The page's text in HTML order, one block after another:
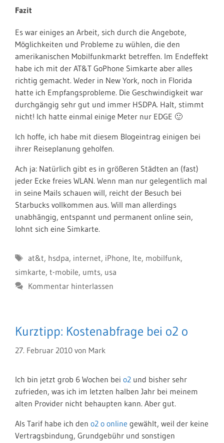
Fazit
Es war einiges an Arbeit, sich durch die Angebote,
Möglichkeiten und Probleme zu wühlen, die den
amerikanischen Mobilfunkmarkt betreffen. Im Endeffekt
habe ich mit der AT&T GoPhone Simkarte aber alles
richtig gemacht. Weder in New York, noch in Florida
hatte ich Empfangsprobleme. Die Geschwindigkeit war
durchgängig sehr gut und immer HSDPA. Halt, stimmt
nicht! Ich hatte einmal einige Meter nur EDGE 🙂
Ich hoffe, ich habe mit diesem Blogeintrag einigen bei
ihrer Reiseplanung geholfen.
Ach ja: Natürlich gibt es in größeren Städten an (fast)
jeder Ecke freies WLAN. Wenn man nur gelegentlich mal
in seine Mails schauen will, reicht der Besuch bei
Starbucks vollkommen aus. Will man allerdings
unabhängig, entspannt und permanent online sein,
lohnt sich eine Simkarte.
Schlagwörter
at&t, hsdpa, internet, iPhone, lte, mobilfunk,
simkarte, t-mobile, umts, usa
Kommentar hinterlassen
Kurztipp: Kostenabfrage bei o2 o
27. Februar 2010 von Mark
Ich bin jetzt grob 6 Wochen bei o2 und bisher sehr
zufrieden, was ich im letzten halben Jahr bei meinem
alten Provider nicht behaupten kann. Aber gut.
Als Tarif habe ich den o2 o online gewählt, weil der keine
Vertragsbindung, Grundgebühr und sonstigen